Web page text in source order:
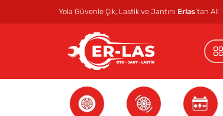
Yola Güvenle Çık, Lastik ve Jantını Erlas’tan Al!